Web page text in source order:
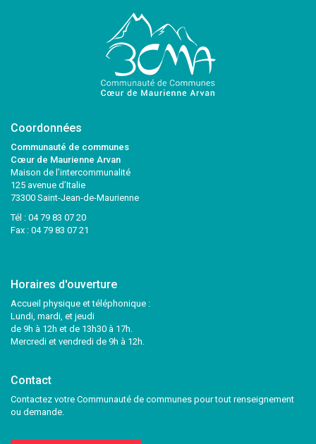
Coordonnées
Communauté de communes
Cœur de Maurienne Arvan
Maison de l’intercommunalité
125 avenue d’Italie
73300 Saint-Jean-de-Maurienne
Tél : 04 79 83 07 20
Fax : 04 79 83 07 21
Horaires d'ouverture
Accueil physique et téléphonique :
Lundi, mardi, et jeudi
de 9h à 12h et de 13h30 à 17h.
Mercredi et vendredi de 9h à 12h.
Contact
Contactez votre Communauté de communes pour tout renseignement
ou demande.